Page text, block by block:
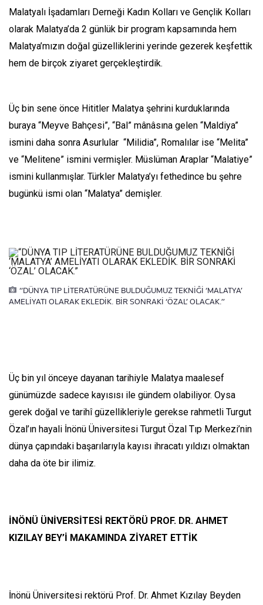
Malatyalı İşadamları Derneği Kadın Kolları ve Gençlik Kolları
olarak Malatya’da 2 günlük bir program kapsamında hem
Malatya’mızın doğal güzelliklerini yerinde gezerek keşfettik
hem de birçok ziyaret gerçekleştirdik.
Üç bin sene önce Hititler Malatya şehrini kurduklarında
buraya “Meyve Bahçesi”, “Bal” mânâsına gelen “Maldiya”
ismini daha sonra Asurlular “Milidia”, Romalılar ise “Melita”
ve “Melitene” ismini vermişler. Müslüman Araplar “Malatiye”
ismini kullanmışlar. Türkler Malatya’yı fethedince bu şehre
bugünkü ismi olan “Malatya” demişler.
“DÜNYA TIP LİTERATÜRÜNE BULDUĞUMUZ TEKNİĞİ ‘MALATYA’
AMELİYATI OLARAK EKLEDİK. BİR SONRAKİ ‘ÖZAL’ OLACAK.”
Üç bin yıl önceye dayanan tarihiyle Malatya maalesef
günümüzde sadece kayısısı ile gündem olabiliyor. Oysa
gerek doğal ve tarihî güzellikleriyle gerekse rahmetli Turgut
Özal’ın hayali İnönü Üniversitesi Turgut Özal Tıp Merkezi’nin
dünya çapındaki başarılarıyla kayısı ihracatı yıldızı olmaktan
daha da öte bir ilimiz.
İNÖNÜ ÜNİVERSİTESİ REKTÖRÜ PROF. DR. AHMET
KIZILAY BEY’İ MAKAMINDA ZİYARET ETTİK
İnönü Üniversitesi rektörü Prof. Dr. Ahmet Kızılay Beyden